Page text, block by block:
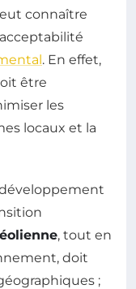
connaître
. En effet,
être
les
locaux et la
, tout en
doit
;